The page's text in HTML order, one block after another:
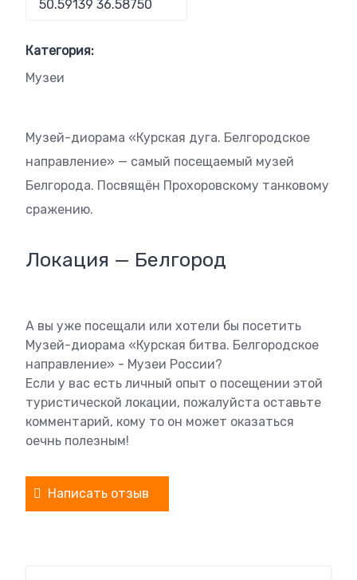
Категория:
Музеи
Музей-диорама «Курская дуга. Белгородское
направление» — самый посещаемый музей
Белгорода. Посвящён Прохоровскому танковому
сражению.
Локация — Белгород
А вы уже посещали или хотели бы посетить
Музей-диорама «Курская битва. Белгородское
направление» - Музеи России?
Если у вас есть личный опыт о посещении этой
туристической локации, пожалуйста оставьте
комментарий, кому то он может оказаться
оечнь полезным!
Написать отзыв